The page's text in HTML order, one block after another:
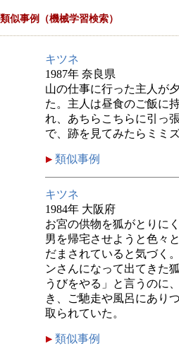
類似事例（機械学習検索）
キツネ
1987年 奈良県
山の仕事に行った主人が
た。主人は昼食のご飯に
れ、あちらこちらに引っ
で、跡を見てみたらミミ
類似事例
キツネ
1984年 大阪府
お宮の供物を狐がとりに
男を帰宅させようと色々
だまされていると気づく
ンさんになって出てきた
うびをやる」と言うのに
き、ご馳走や風呂にあり
取られていた。
類似事例